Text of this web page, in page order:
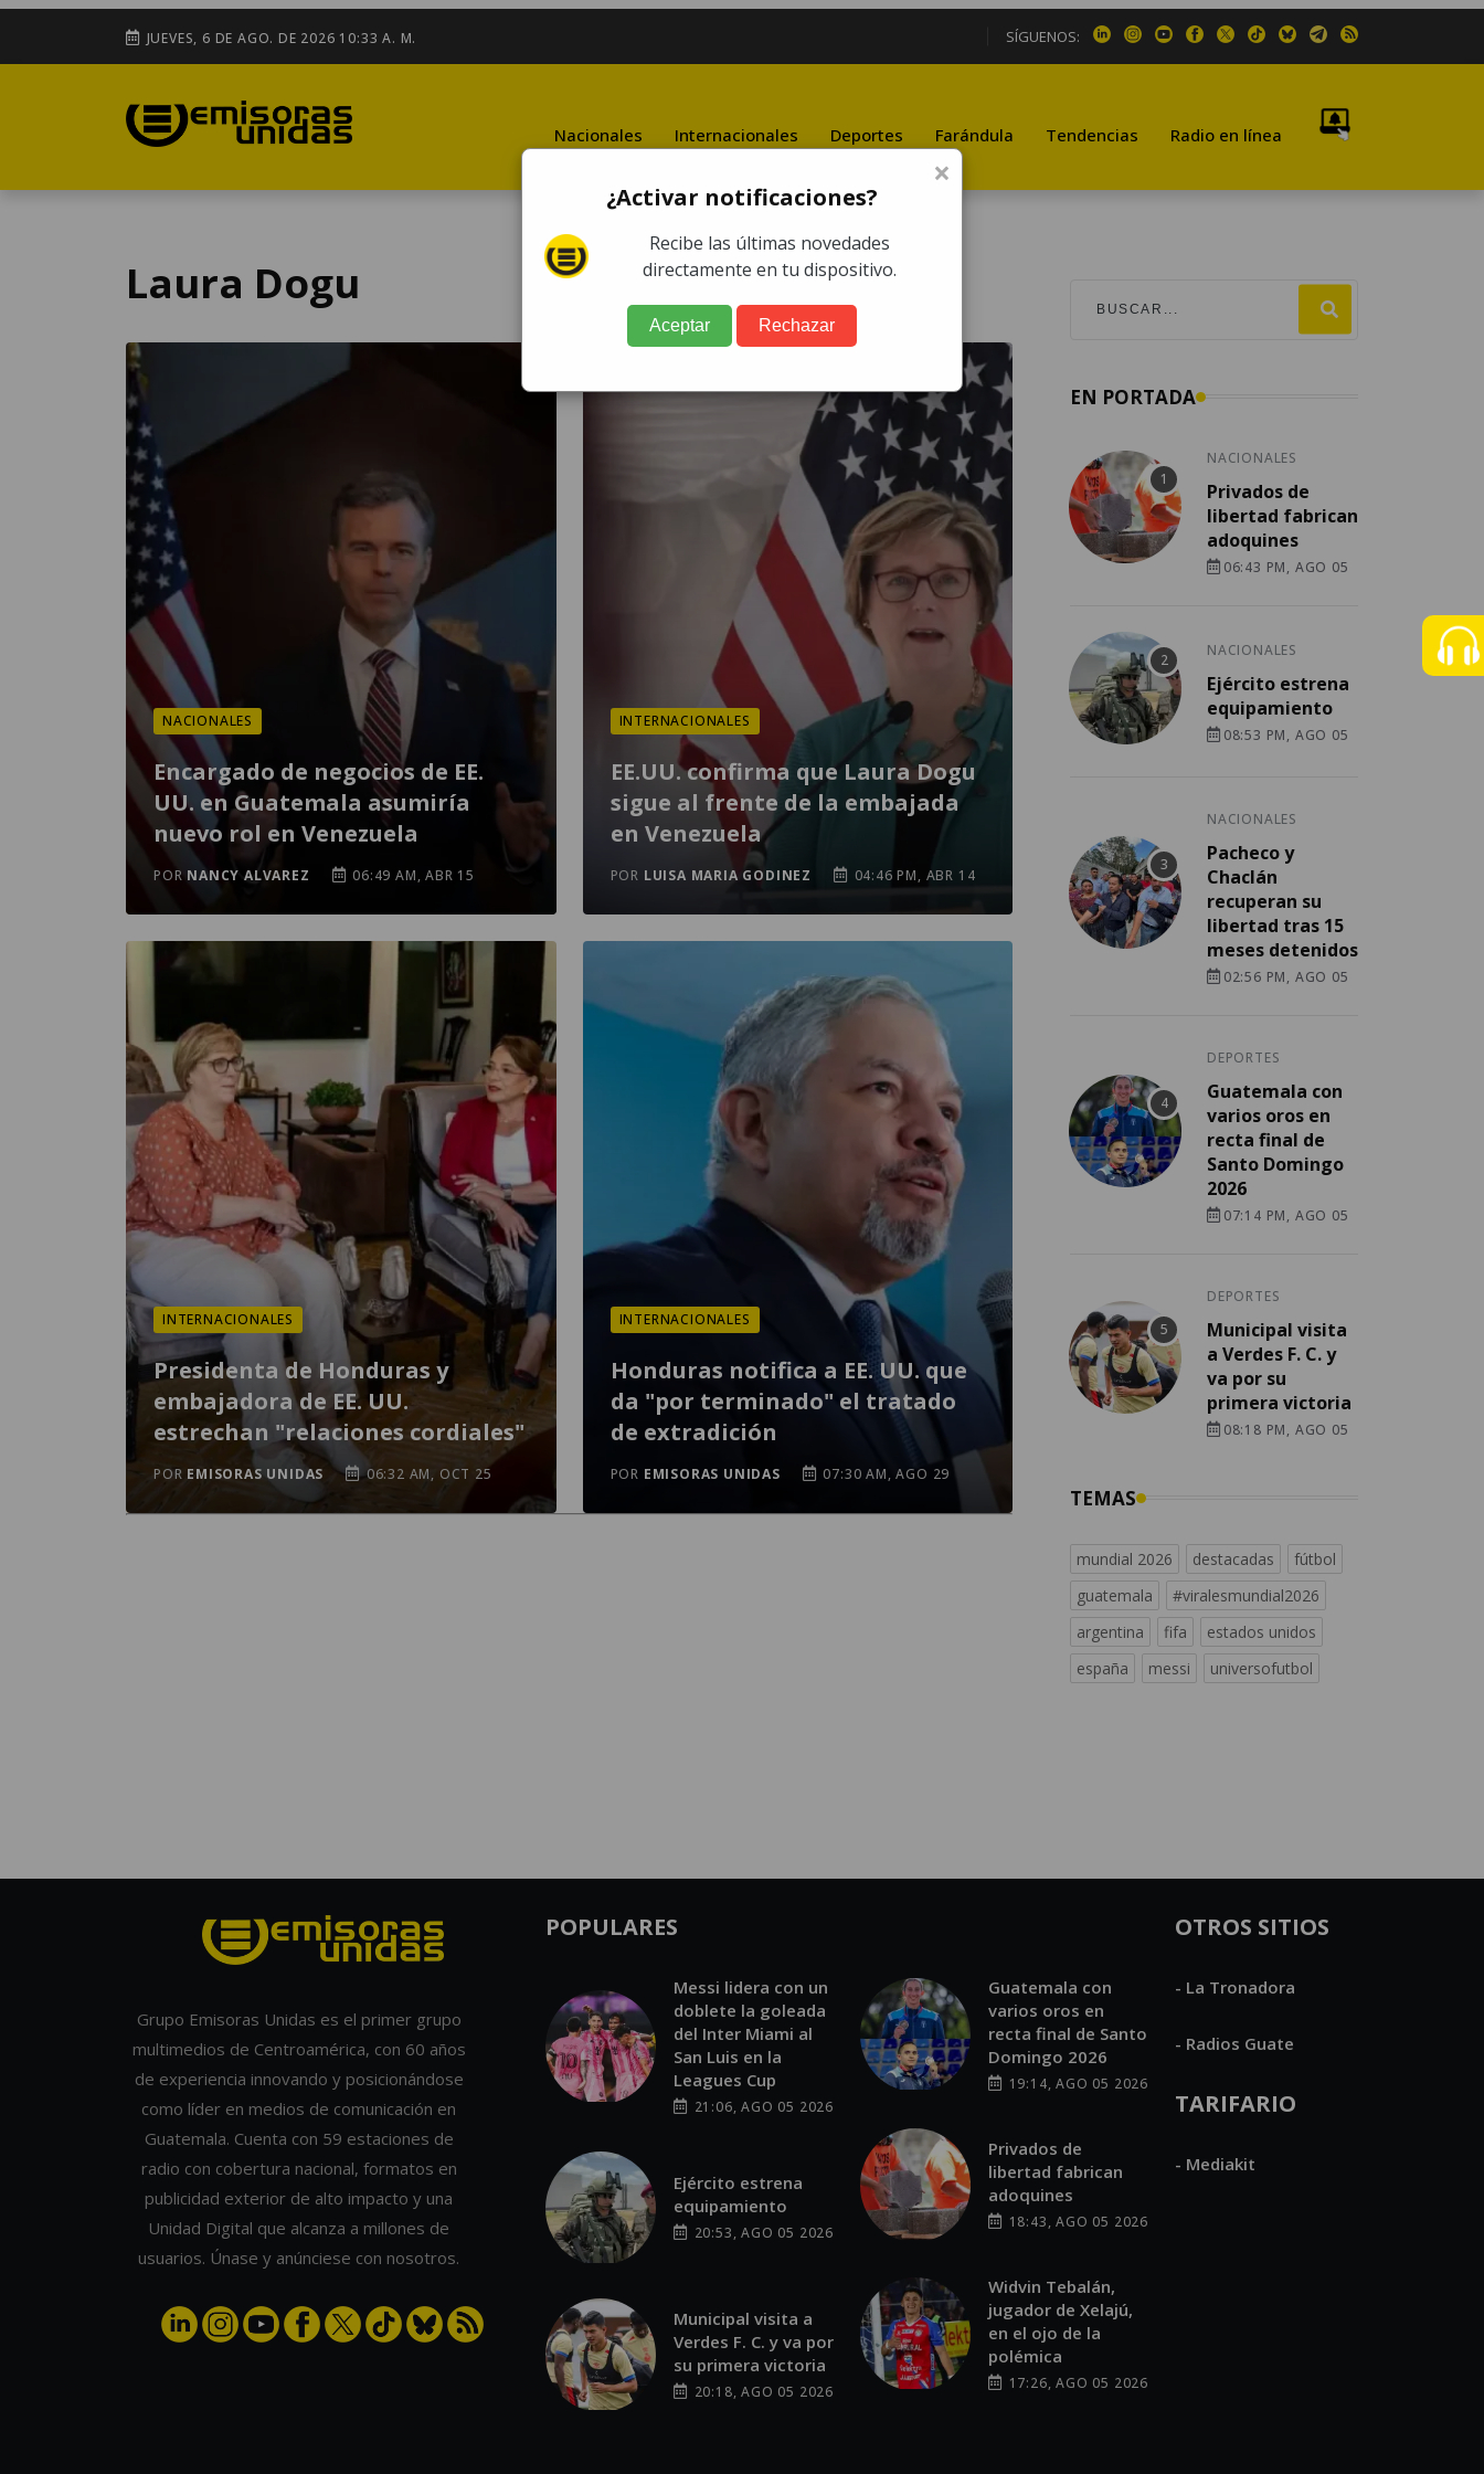
JUEVES, 6 DE AGO. DE 2026 10:33 A. M. SÍGUENOS:
Nacionales Internacionales Deportes Farándula Tendencias Radio en línea
Laura Dogu
NACIONALES
Encargado de negocios de EE.
UU. en Guatemala asumiría
nuevo rol en Venezuela
POR NANCY ALVAREZ 06:49 AM, ABR 15
INTERNACIONALES
EE.UU. confirma que Laura Dogu
sigue al frente de la embajada
en Venezuela
POR LUISA MARIA GODINEZ 04:46 PM, ABR 14
INTERNACIONALES
Presidenta de Honduras y
embajadora de EE. UU.
estrechan "relaciones cordiales"
POR EMISORAS UNIDAS 06:32 AM, OCT 25
INTERNACIONALES
Honduras notifica a EE. UU. que
da "por terminado" el tratado
de extradición
POR EMISORAS UNIDAS 07:30 AM, AGO 29
EN PORTADA
NACIONALES
Privados de
libertad fabrican
adoquines
06:43 PM, AGO 05
NACIONALES
Ejército estrena
equipamiento
08:53 PM, AGO 05
NACIONALES
Pacheco y
Chaclán
recuperan su
libertad tras 15
meses detenidos
02:56 PM, AGO 05
DEPORTES
Guatemala con
varios oros en
recta final de
Santo Domingo
2026
07:14 PM, AGO 05
DEPORTES
Municipal visita
a Verdes F. C. y
va por su
primera victoria
08:18 PM, AGO 05
TEMAS
mundial 2026 destacadas
fútbol
guatemala
#viralesmundial2026
argentina
fifa
estados unidos
españa
messi universofutbol
Grupo Emisoras Unidas es el primer grupo
multimedios de Centroamérica, con 60 años
de experiencia innovando y posicionándose
como líder en medios de comunicación en
Guatemala. Cuenta con 59 estaciones de
radio con cobertura nacional, formatos en
publicidad exterior de alto impacto y una
Unidad Digital que alcanza a millones de
usuarios. Únase y anúnciese con nosotros.
POPULARES
Messi lidera con un
doblete la goleada
del Inter Miami al
San Luis en la
Leagues Cup
21:06, AGO 05 2026
Ejército estrena
equipamiento
20:53, AGO 05 2026
Municipal visita a
Verdes F. C. y va por
su primera victoria
20:18, AGO 05 2026
Guatemala con
varios oros en
recta final de Santo
Domingo 2026
19:14, AGO 05 2026
Privados de
libertad fabrican
adoquines
18:43, AGO 05 2026
Widvin Tebalán,
jugador de Xelajú,
en el ojo de la
polémica
17:26, AGO 05 2026
OTROS SITIOS
- La Tronadora
- Radios Guate
TARIFARIO
- Mediakit
×
¿Activar notificaciones?
Recibe las últimas novedades
directamente en tu dispositivo.
Aceptar Rechazar